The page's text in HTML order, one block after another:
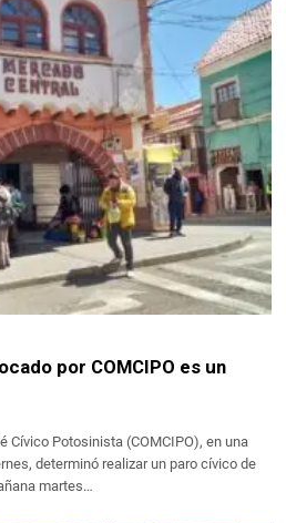
por COMCIPO es un
Cívico Potosinista (COMCIPO), en una
determinó realizar un paro cívico de
martes…